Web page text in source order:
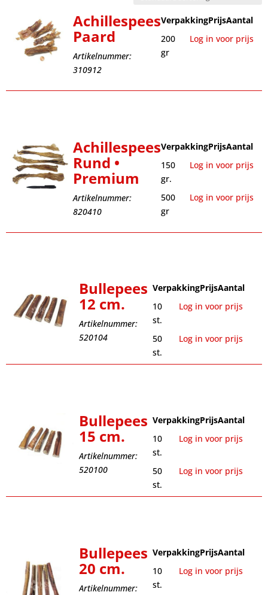
Achillespees
Paard
Artikelnummer:
310912
VerpakkingPrijsAantal
200
gr
Log in voor prijs
Achillespees
Rund •
Premium
Artikelnummer:
820410
VerpakkingPrijsAantal
150
gr.
Log in voor prijs
500
gr
Log in voor prijs
Bullepees
12 cm.
Artikelnummer:
520104
VerpakkingPrijsAantal
10
st.
Log in voor prijs
50
st.
Log in voor prijs
Bullepees
15 cm.
Artikelnummer:
520100
VerpakkingPrijsAantal
10
st.
Log in voor prijs
50
st.
Log in voor prijs
Bullepees
20 cm.
Artikelnummer:
VerpakkingPrijsAantal
10
st.
Log in voor prijs